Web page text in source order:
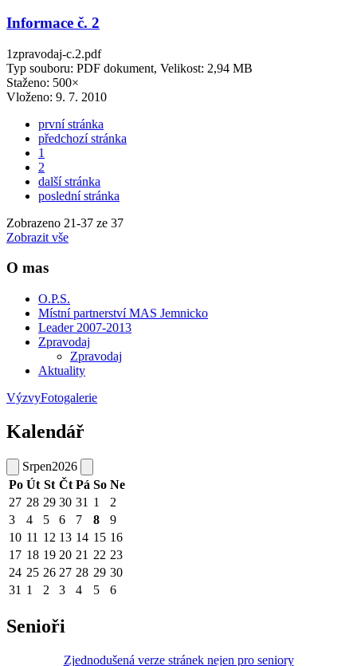
Informace č. 2
1zpravodaj-c.2.pdf
Typ souboru: PDF dokument, Velikost: 2,94 MB
Staženo: 500×
Vloženo: 9. 7. 2010
první stránka
předchozí stránka
1
2
další stránka
poslední stránka
Zobrazeno 21-37 ze 37
Zobrazit vše
O mas
O.P.S.
Místní partnerství MAS Jemnicko
Leader 2007-2013
Zpravodaj
Zpravodaj
Aktuality
VýzvyFotogalerie
Kalendář
Srpen2026
Po Út St Čt Pá So Ne
27 28 29 30 31 1
2
3
4 5 6 7 8
9
10 11 12 13 14 15 16
17 18 19 20 21 22 23
24 25 26 27 28 29 30
31 1 2 3 4 5 6
Senioři
Zjednodušená verze stránek nejen pro seniory